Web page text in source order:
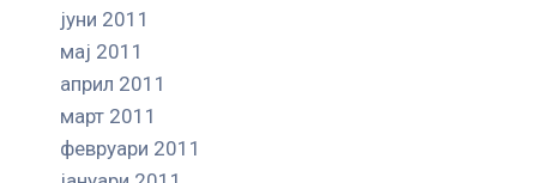
јуни 2011
мај 2011
април 2011
март 2011
февруари 2011